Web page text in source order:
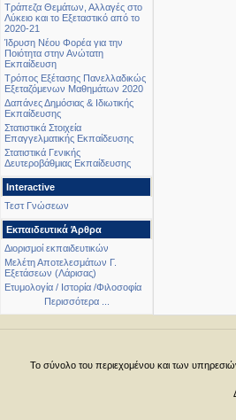
Τράπεζα Θεμάτων, Αλλαγές στο
Λύκειο και το Εξεταστικό από το
2020-21
Ίδρυση Νέου Φορέα για την
Ποιότητα στην Ανώτατη
Εκπαίδευση
Τρόπος Εξέτασης Πανελλαδικώς
Εξεταζόμενων Μαθημάτων 2020
Δαπάνες Δημόσιας & Ιδιωτικής
Εκπαίδευσης
Στατιστικά Στοιχεία
Επαγγελματικής Εκπαίδευσης
Στατιστικά Γενικής
Δευτεροβάθμιας Εκπαίδευσης
Interactive
Τεστ Γνώσεων
Εκπαιδευτικά Άρθρα
Διορισμοί εκπαιδευτικών
Μελέτη Αποτελεσμάτων Γ.
Εξετάσεων (Λάρισας)
Ετυμολογία / Ιστορία /Φιλοσοφία
Περισσότερα ...
Το σύνολο του περιεχομένου και των